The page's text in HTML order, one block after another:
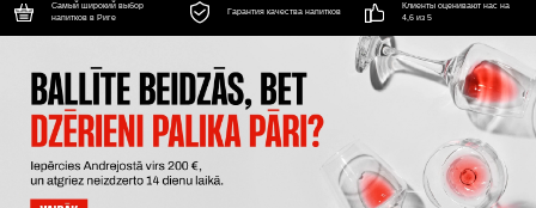
Самый широкий выбор
напитков в Риге
Гарантия качества напитков
Клиенты оценивают нас на
4,6 из 5